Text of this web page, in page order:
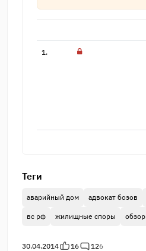
1.
Теги
аварийный дом адвокат бозов
вс рф жилищные споры обзор
30.04.2014 16 126